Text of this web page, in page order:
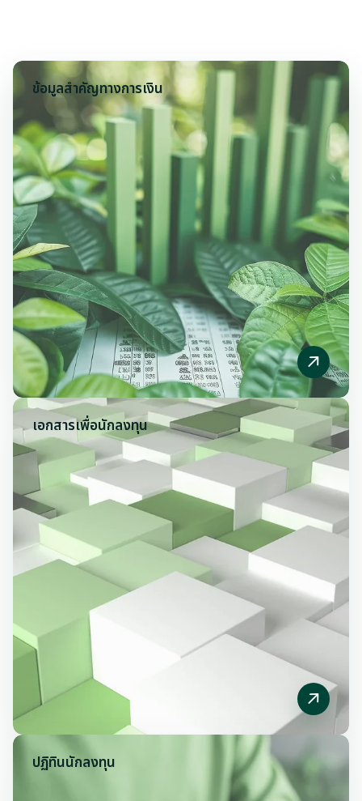
ข้อมูลสำคัญทางการเงิน
เอกสารเพื่อนักลงทุน
ปฏิทินนักลงทุน